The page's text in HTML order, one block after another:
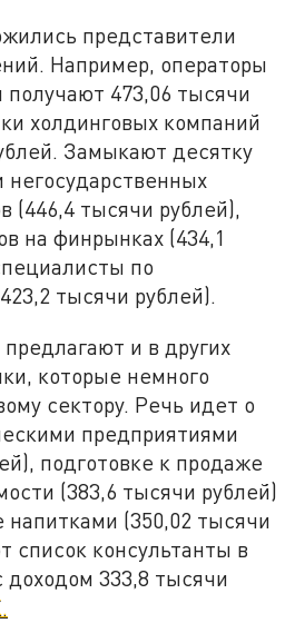
представители
Например, операторы
473,06 тысячи
холдинговых компаний
Замыкают десятку
негосударственных
(446,4 тысячи рублей),
на финрынках (434,1
по
тысячи рублей).
и в других
которые немного
сектору. Речь идет о
предприятиями
подготовке к продаже
(383,6 тысячи рублей)
напитками (350,02 тысячи
список консультанты в
доходом 333,8 тысячи